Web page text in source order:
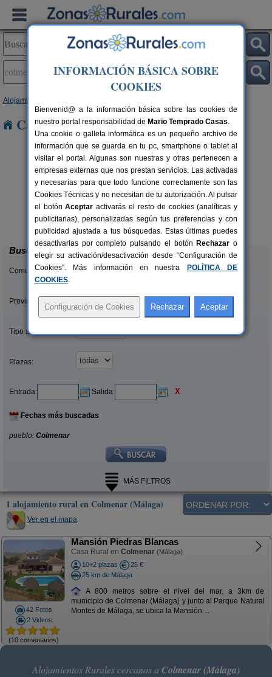
Alojamientos
Casas Rurales en Colmenar
10+2 pers.
desde25 €
Mansión Piedras Blancas
Colmenar (Málaga)
Buscar
Comunidades:
Provincias/Islas:
Tipo alquiler:
Plazas:
Entrada: Salida: X
Fechas más buscadas
pueblo: Colmenar
MÁS FILTROS
1 alojamiento rural en Colmenar (Málaga)
Ver en el mapa
42 Fotos
2 Videos
(10 comentarios)
Mansión Piedras Blancas
Casa Rural en Colmenar (Málaga)
10+2 plazas
25 €
25 km de Málaga
A 800 metros sobre el nivel del mar, a 3km de
municipio de Colmenar (Málaga) y junto al Parque Natural
Montes de Málaga, se ubica la Mansión ...
Alojamientos Rurales cercanos a Colmenar (Málaga)
INFORMACIÓN BÁSICA SOBRE
COOKIES
Bienvenid@ a la información básica sobre las cookies de
nuestro portal responsabilidad de Mario Temprado Casas.
Una cookie o galleta informática es un pequeño archivo de
información que se guarda en tu pc, smartphone o tablet al
visitar el portal. Algunas son nuestras y otras pertenecen a
empresas externas que nos prestan servicios. Las activadas
y necesarias para que todo funcione correctamente son las
Cookies Técnicas y no necesitan de tu autorización. Al pulsar
el botónAceptar activarás el resto de cookies (analíticas y
publicitarias), personalizadas según tus preferencias y con
publicidad ajustada a tus búsquedas. Estas últimas puedes
desactivarlas por completo pulsando el botón Rechazar o
elegir su activación/desactivación desde “Configuración de
Cookies”. Más información en nuestra
POLÍTICA DE
COOKIES.